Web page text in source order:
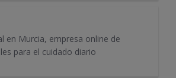
en Murcia, empresa online de
para el cuidado diario